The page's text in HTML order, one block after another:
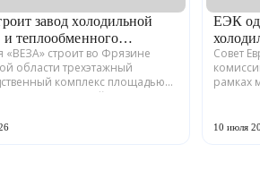
завод холодильной
и теплообменного
«ВЕЗА» строит во Фрязине
области трехэтажный
комплекс площадью
кв. м для серийного выпуска
...
ЕЭК
Совет
рамках
10 июля